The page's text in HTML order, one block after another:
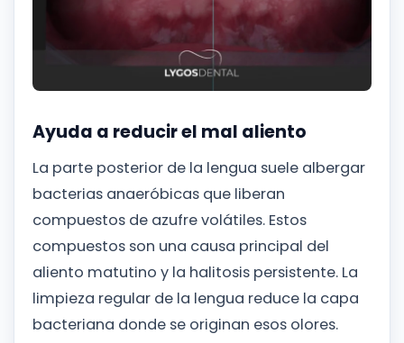
Ayuda a reducir el mal aliento
La parte posterior de la lengua suele albergar
bacterias anaeróbicas que liberan
compuestos de azufre volátiles. Estos
compuestos son una causa principal del
aliento matutino y la halitosis persistente. La
limpieza regular de la lengua reduce la capa
bacteriana donde se originan esos olores.